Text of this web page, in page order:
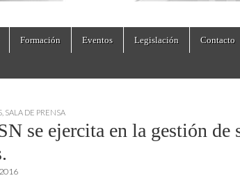
Formación Eventos Legislación Contacto
SALA DE PRENSA
se ejercita en la gestión de